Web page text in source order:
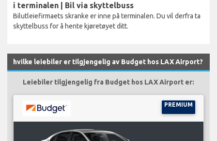
i terminalen | Bil via skyttelbuss
Bilutleiefirmaets skranke er inne på terminalen. Du vil derfra ta
skyttelbuss for å hente kjøretøyet ditt.
hvilke leiebiler er tilgjengelig av Budget hos LAX Airport?
Leiebiler tilgjengelig fra Budget hos LAX Airport er:
PREMIUM